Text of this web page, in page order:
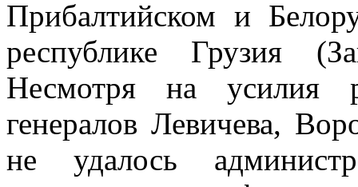
Прибалтийском и
республике Грузия
Несмотря на усилия
генералов Левичева,
не удалось